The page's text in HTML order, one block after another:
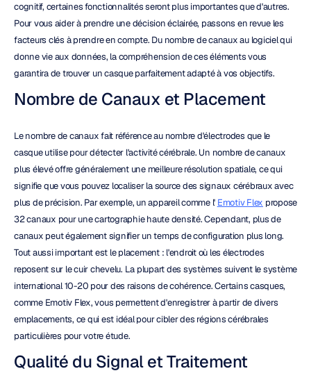
cognitif, certaines fonctionnalités seront plus importantes que d'autres.
Pour vous aider à prendre une décision éclairée, passons en revue les
facteurs clés à prendre en compte. Du nombre de canaux au logiciel qui
donne vie aux données, la compréhension de ces éléments vous
garantira de trouver un casque parfaitement adapté à vos objectifs.
Nombre de Canaux et Placement
Le nombre de canaux fait référence au nombre d'électrodes que le
casque utilise pour détecter l'activité cérébrale. Un nombre de canaux
plus élevé offre généralement une meilleure résolution spatiale, ce qui
signifie que vous pouvez localiser la source des signaux cérébraux avec
plus de précision. Par exemple, un appareil comme l' Emotiv Flex propose
32 canaux pour une cartographie haute densité. Cependant, plus de
canaux peut également signifier un temps de configuration plus long.
Tout aussi important est le placement : l'endroit où les électrodes
reposent sur le cuir chevelu. La plupart des systèmes suivent le système
international 10-20 pour des raisons de cohérence. Certains casques,
comme Emotiv Flex, vous permettent d'enregistrer à partir de divers
emplacements, ce qui est idéal pour cibler des régions cérébrales
particulières pour votre étude.
Qualité du Signal et Traitement